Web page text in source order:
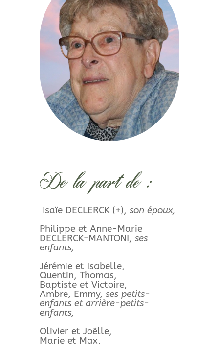
De la part de :
Isaïe DECLERCK (+), son époux,
Philippe et Anne-Marie
DECLERCK-MANTONI, ses
enfants,
Jérémie et Isabelle,
Quentin, Thomas,
Baptiste et Victoire,
Ambre, Emmy, ses petits-
enfants et arrière-petits-
enfants,
Olivier et Joëlle,
Marie et Max,